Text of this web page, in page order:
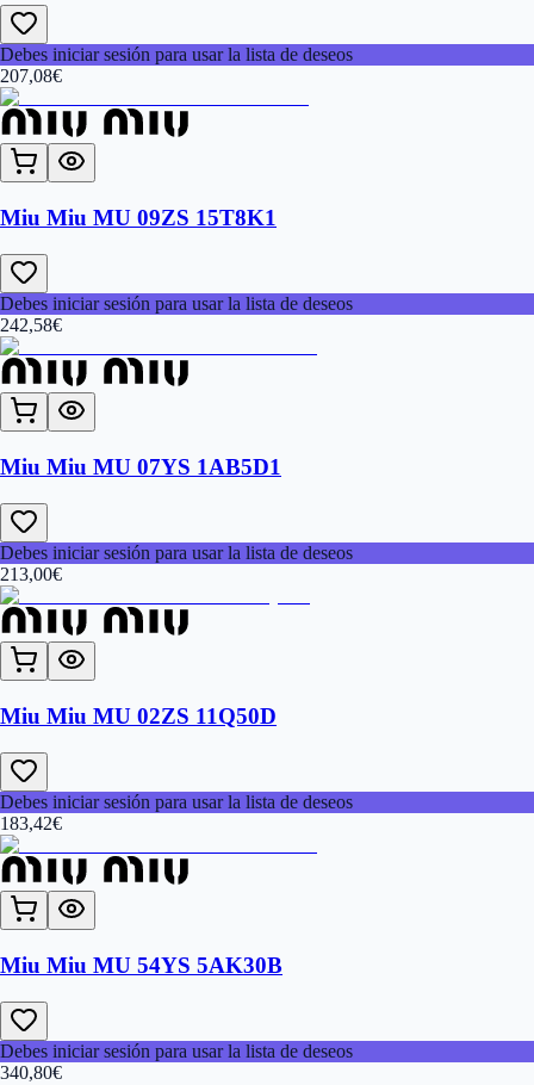
Debes iniciar sesión para usar la lista de deseos
207,08€
Miu Miu MU 09ZS 15T8K1
Debes iniciar sesión para usar la lista de deseos
242,58€
Miu Miu MU 07YS 1AB5D1
Debes iniciar sesión para usar la lista de deseos
213,00€
Miu Miu MU 02ZS 11Q50D
Debes iniciar sesión para usar la lista de deseos
183,42€
Miu Miu MU 54YS 5AK30B
Debes iniciar sesión para usar la lista de deseos
340,80€